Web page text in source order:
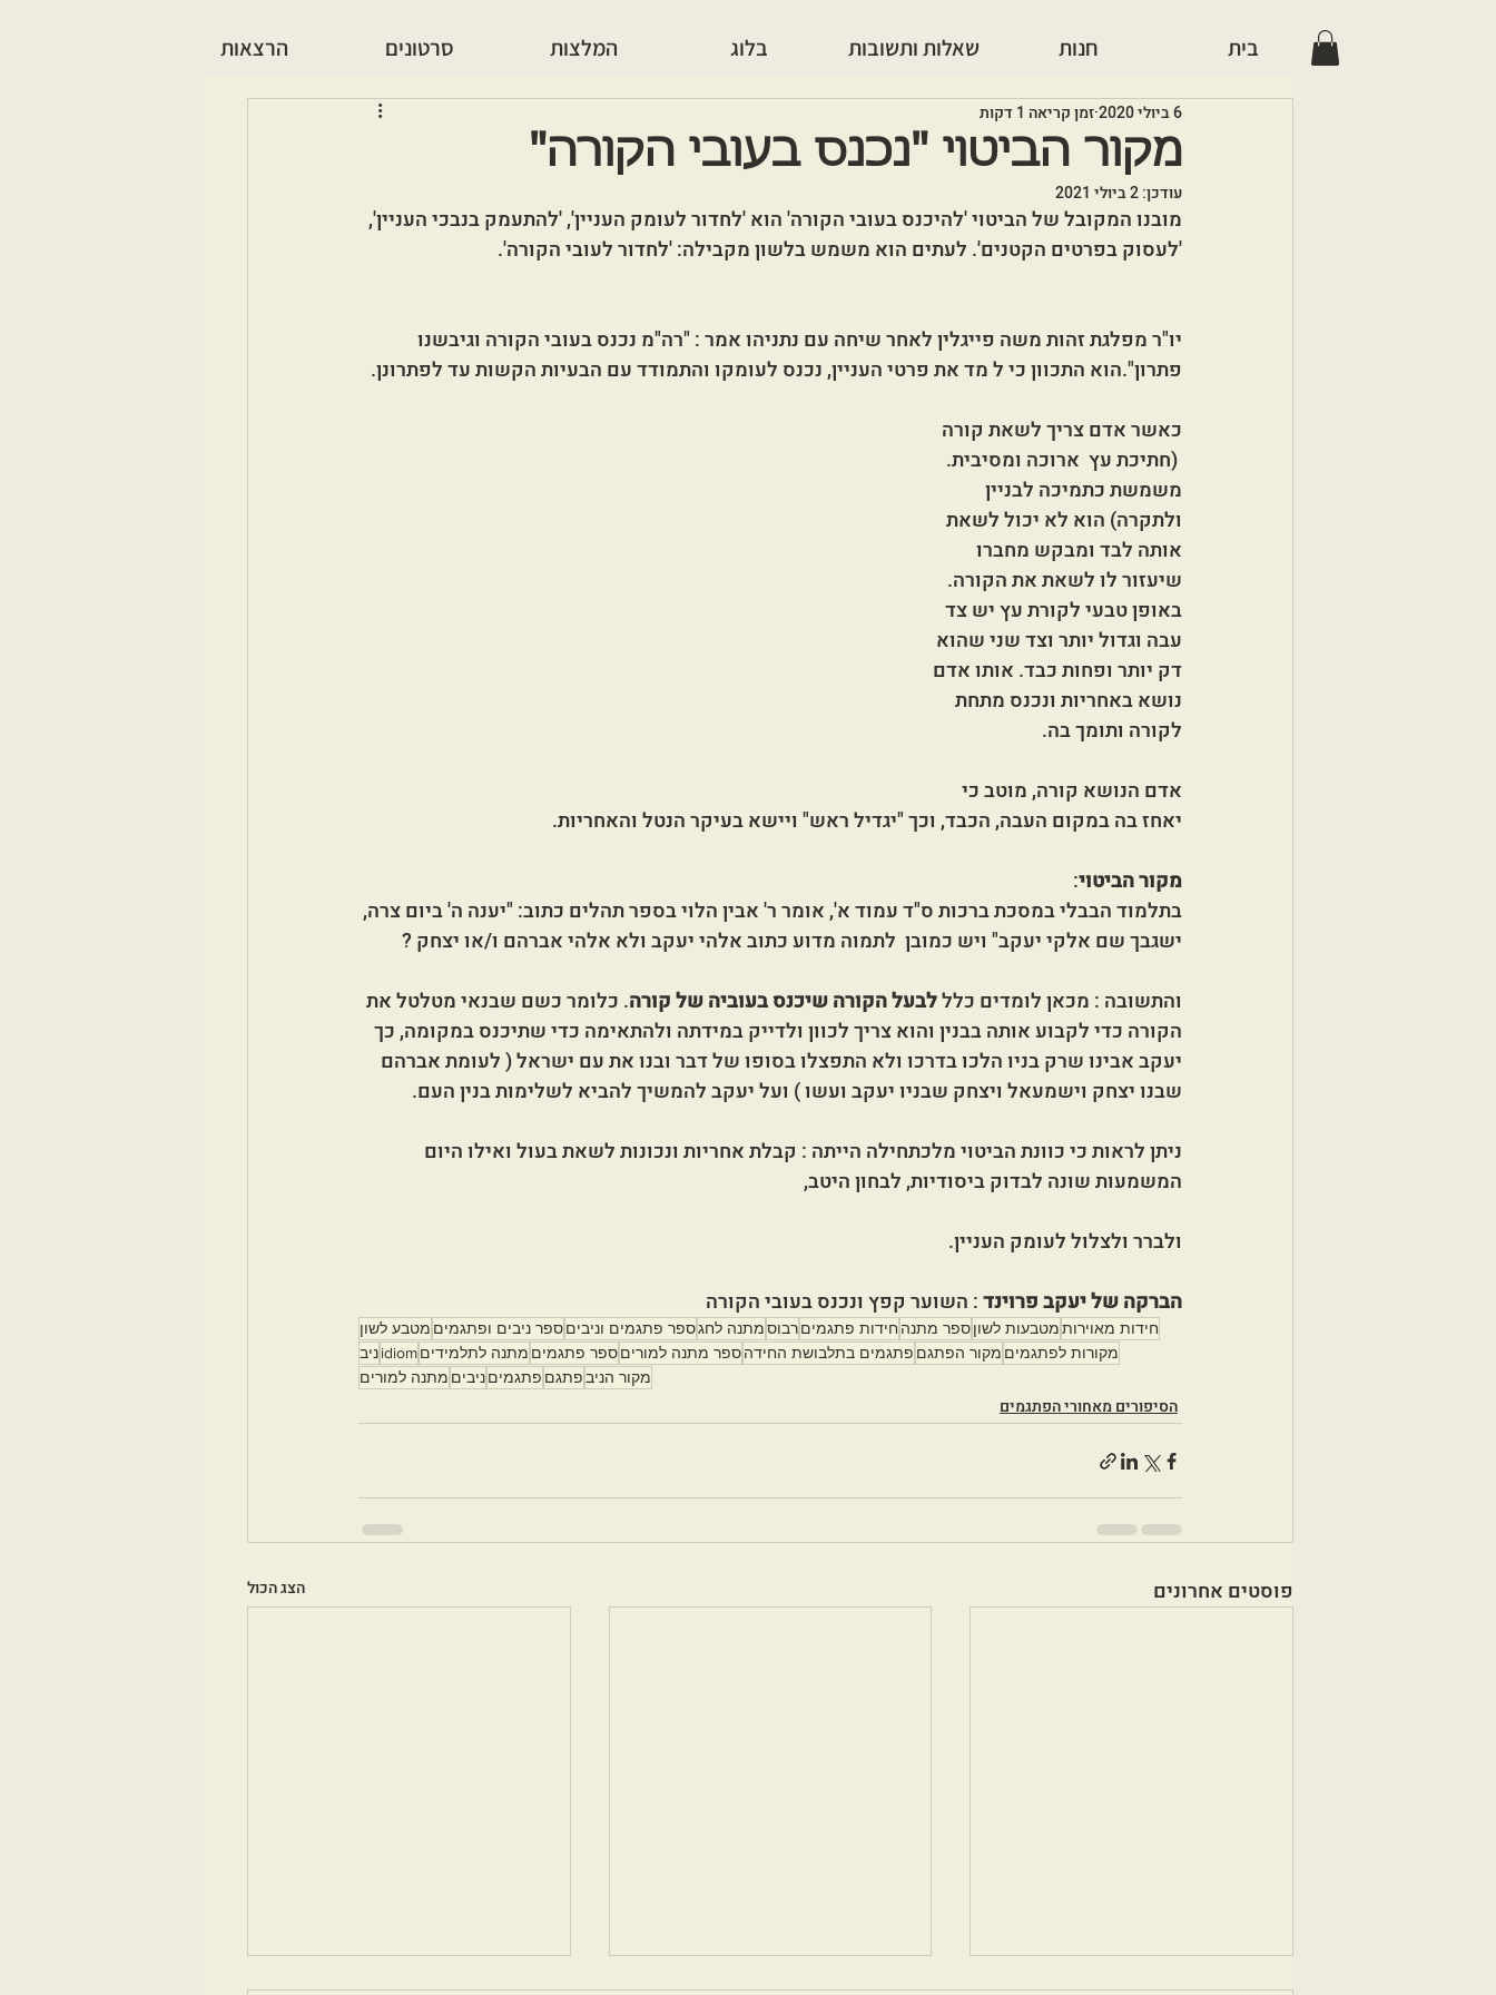
בית חנות שאלות ותשובות בלוג המלצות סרטונים הרצאות
מקור הביטוי "נכנס בעובי הקורה"
6 ביולי 2020 זמן קריאה 1 דקות
עודכן:2 ביולי 2021
מובנו המקובל של הביטוי 'להיכנס בעובי הקורה' הוא 'לחדור לעומק העניין', 'להתעמק בנבכי העניין',
'לעסוק בפרטים הקטנים'. לעתים הוא משמש בלשון מקבילה: 'לחדור לעובי הקורה'.
יו"ר מפלגת זהות משה פייגלין לאחר שיחה עם נתניהו אמר : "רה"מ נכנס בעובי הקורה וגיבשנו
פתרון".הוא התכוון כי ל מד את פרטי העניין, נכנס לעומקו והתמודד עם הבעיות הקשות עד לפתרונן.
כאשר אדם צריך לשאת קורה
(חתיכת עץ  ארוכה ומסיבית.
משמשת כתמיכה לבניין
ולתקרה) הוא לא יכול לשאת
אותה לבד ומבקש מחברו
שיעזור לו לשאת את הקורה.
באופן טבעי לקורת עץ יש צד
עבה וגדול יותר וצד שני שהוא
דק יותר ופחות כבד. אותו אדם
נושא באחריות ונכנס מתחת
לקורה ותומך בה.
אדם הנושא קורה, מוטב כי
יאחז בה במקום העבה, הכבד, וכך "יגדיל ראש" ויישא בעיקר הנטל והאחריות.
מקור הביטוי:
בתלמוד הבבלי במסכת ברכות ס"ד עמוד א', אומר ר' אבין הלוי בספר תהלים כתוב: "יענה ה' ביום צרה,
ישגבך שם אלקי יעקב" ויש כמובן  לתמוה מדוע כתוב אלהי יעקב ולא אלהי אברהם ו/או יצחק ?
והתשובה : מכאן לומדים כלל לבעל הקורה שיכנס בעוביה של קורה. כלומר כשם שבנאי מטלטל את
הקורה כדי לקבוע אותה בבנין והוא צריך לכוון ולדייק במידתה ולהתאימה כדי שתיכנס במקומה, כך
יעקב אבינו שרק בניו הלכו בדרכו ולא התפצלו בסופו של דבר ובנו את עם ישראל ( לעומת אברהם
שבנו יצחק וישמעאל ויצחק שבניו יעקב ועשו ) ועל יעקב להמשיך להביא לשלימות בנין העם.
ניתן לראות כי כוונת הביטוי מלכתחילה הייתה : קבלת אחריות ונכונות לשאת בעול ואילו היום
המשמעות שונה לבדוק ביסודיות, לבחון היטב,
ולברר ולצלול לעומק העניין.
הברקה של יעקב פרוינד : השוער קפץ ונכנס בעובי הקורה
חידות מאוירותמטבעות לשוןספר מתנה חידות פתגמיםרבוסמתנה לחגספר פתגמים וניביםספר ניבים ופתגמים מטבע לשון
מקורות לפתגמים מקור הפתגם פתגמים בתלבושת החידהספר מתנה למוריםספר פתגמים מתנה לתלמידיםidiomניב
מקור הניבפתגם פתגמיםניבים מתנה למורים
הסיפורים מאחורי הפתגמים
פוסטים אחרונים הצג הכול